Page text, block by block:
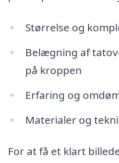
Størrelse og
Belægning af
på kroppen
Erfaring og
Materialer og
For at få et klart